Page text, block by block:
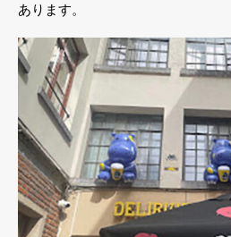
あります。